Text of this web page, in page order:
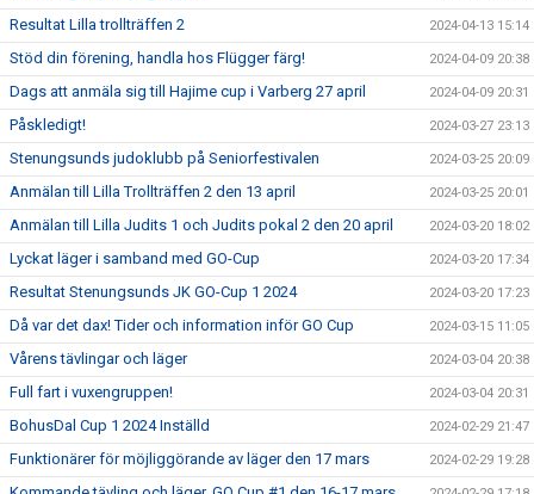
Resultat Lilla trollträffen 2 2024-04-13 15:14
Stöd din förening, handla hos Flügger färg! 2024-04-09 20:38
Dags att anmäla sig till Hajime cup i Varberg 27 april 2024-04-09 20:31
Påskledigt! 2024-03-27 23:13
Stenungsunds judoklubb på Seniorfestivalen 2024-03-25 20:09
Anmälan till Lilla Trollträffen 2 den 13 april 2024-03-25 20:01
Anmälan till Lilla Judits 1 och Judits pokal 2 den 20 april 2024-03-20 18:02
Lyckat läger i samband med GO-Cup 2024-03-20 17:34
Resultat Stenungsunds JK GO-Cup 1 2024 2024-03-20 17:23
Då var det dax! Tider och information inför GO Cup 2024-03-15 11:05
Vårens tävlingar och läger 2024-03-04 20:38
Full fart i vuxengruppen! 2024-03-04 20:31
BohusDal Cup 1 2024 Inställd 2024-02-29 21:47
Funktionärer för möjliggörande av läger den 17 mars 2024-02-29 19:28